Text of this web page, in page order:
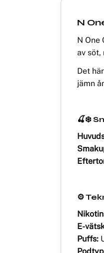
N
N One
av
Det
jämn
🍒❄️
⚙️
E-
Puffs:
Podtyp: